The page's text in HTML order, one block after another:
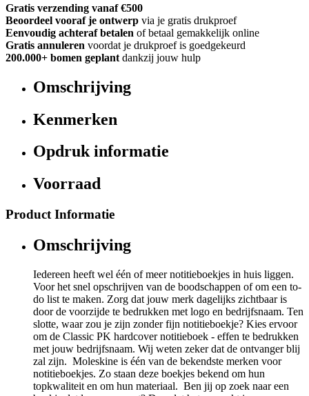
Gratis verzending vanaf €500
Beoordeel vooraf je ontwerp via je gratis drukproef
Eenvoudig achteraf betalen of betaal gemakkelijk online
Gratis annuleren voordat je drukproef is goedgekeurd
200.000+ bomen geplant dankzij jouw hulp
Omschrijving
Kenmerken
Opdruk informatie
Voorraad
Product Informatie
Omschrijving
Iedereen heeft wel één of meer notitieboekjes in huis liggen.
Voor het snel opschrijven van de boodschappen of om een to-
do list te maken. Zorg dat jouw merk dagelijks zichtbaar is
door de voorzijde te bedrukken met logo en bedrijfsnaam. Ten
slotte, waar zou je zijn zonder fijn notitieboekje? Kies ervoor
om de Classic PK hardcover notitieboek - effen te bedrukken
met jouw bedrijfsnaam. Wij weten zeker dat de ontvanger blij
zal zijn. Moleskine is één van de bekendste merken voor
notitieboekjes. Zo staan deze boekjes bekend om hun
topkwaliteit en om hun materiaal. Ben jij op zoek naar een